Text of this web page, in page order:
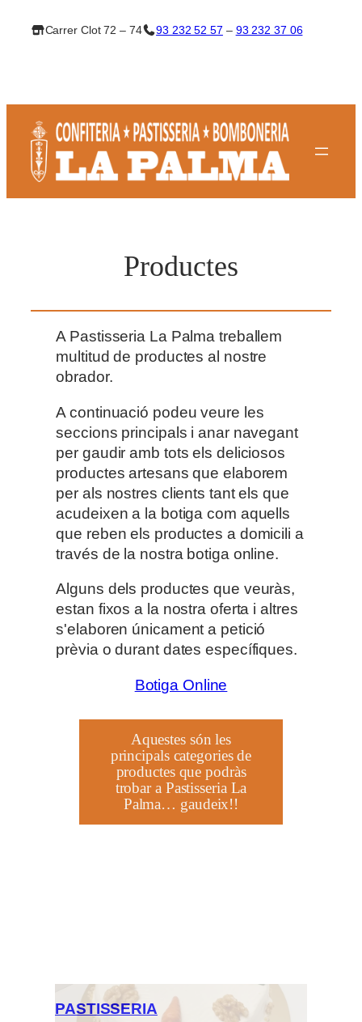
Carrer Clot 72 – 74 93 232 52 57 – 93 232 37 06
Productes
A Pastisseria La Palma treballem
multitud de productes al nostre
obrador.
A continuació podeu veure les
seccions principals i anar navegant
per gaudir amb tots els deliciosos
productes artesans que elaborem
per als nostres clients tant els que
acudeixen a la botiga com aquells
que reben els productes a domicili a
través de la nostra botiga online.
Alguns dels productes que veuràs,
estan fixos a la nostra oferta i altres
s'elaboren únicament a petició
prèvia o durant dates específiques.
Botiga Online
Aquestes són les
principals categories de
productes que podràs
trobar a Pastisseria La
Palma… gaudeix!!
PASTISSERIA